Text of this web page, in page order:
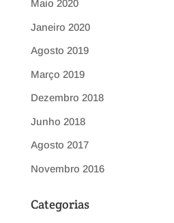
Maio 2020
Janeiro 2020
Agosto 2019
Março 2019
Dezembro 2018
Junho 2018
Agosto 2017
Novembro 2016
Categorias